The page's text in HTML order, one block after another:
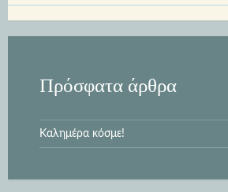
Πρόσφατα άρθρα
Καλημέρα κόσμε!